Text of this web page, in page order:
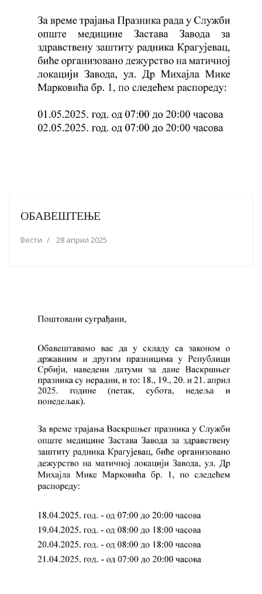
ОБАВЕШТЕЊЕ
Вести 28 април 2025